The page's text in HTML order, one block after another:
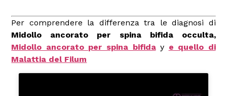
Per comprendere la differenza tra le diagnosi di
Midollo ancorato per spina bifida occulta,
Midollo ancorato per spina bifiday e quello di
Malattia del Filum